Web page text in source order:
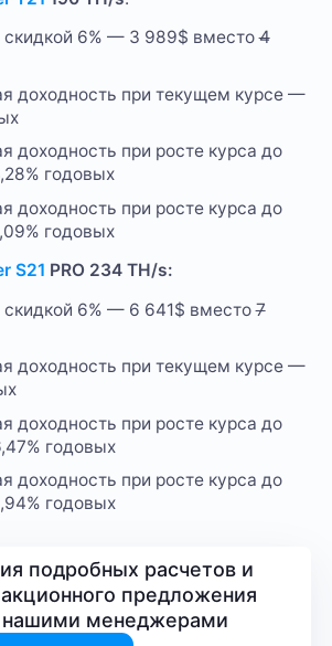
скидкой 6% — 3 989$ вместо4
доходность при текущем курсе —
доходность при росте курса до
годовых
доходность при росте курса до
годовых
S21 PRO 234 TH/s:
скидкой 6% — 6 641$ вместо7
доходность при текущем курсе —
доходность при росте курса до
годовых
доходность при росте курса до
годовых
подробных расчетов и
предложения
нашими менеджерами